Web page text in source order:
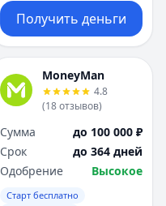
Получить деньги
MoneyMan
4.8
(18отзывов)
Сумма
до 100 000 ₽
Срок
до 364 дней
Одобрение
Высокое
Старт бесплатно